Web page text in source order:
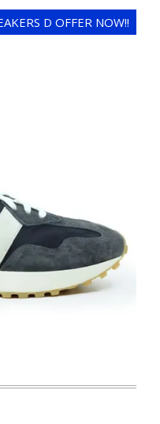
D OFFER NOW!!